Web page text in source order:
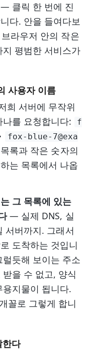
클릭 한 번에 진
다. 안을 들여다보
라우저 안의 작은
평범한 서비스가
사용자 이름
희 서버에 무작위
를 요청합니다:
f
fox-blue-7@exa
록과 작은 숫자의
는 목록에서 나옵
그 목록에 있는
— 실제 DNS, 실
서버까지. 그래서
도착하는 것입니
듯해 보이는 주소
을 수 없고, 양식
지물이 됩니다.
꼴로 그렇게 합니
다